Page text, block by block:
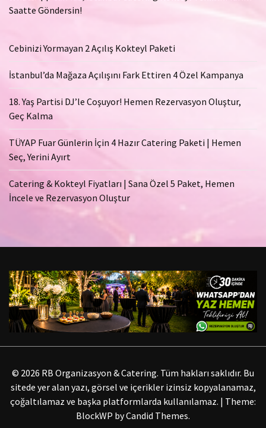
Saatte Göndersin!
Cebinizi Yormayan 2 Açılış Kokteyl Paketi
İstanbul’da Mağaza Açılışını Fark Ettiren 4 Özel Kampanya
18. Yaş Partisi DJ’le Coşuyor! Hemen Rezervasyon Oluştur,
Geç Kalma
TÜYAP Fuar Günlerin İçin 4 Hazır Catering Paketi | Hemen
Seç, Yerini Ayırt
Catering & Kokteyl Fiyatları | Sana Özel 5 Paket, Hemen
İncele ve Rezervasyon Oluştur
© 2026 RB Organizasyon & Catering. Tüm hakları saklıdır. Bu
sitede yer alan yazı, görsel ve içerikler izinsiz kopyalanamaz,
çoğaltılamaz ve başka platformlarda kullanılamaz. | Theme:
BlockWP byCandid Themes.